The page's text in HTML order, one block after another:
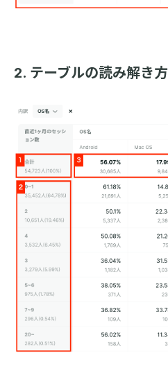
2. テーブルの読み解き方